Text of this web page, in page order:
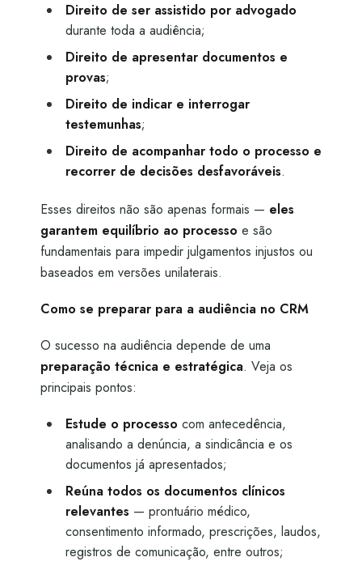
Direito de ser assistido por advogado
durante toda a audiência;
Direito de apresentar documentos e
provas;
Direito de indicar e interrogar
testemunhas;
Direito de acompanhar todo o processo e
recorrer de decisões desfavoráveis.
Esses direitos não são apenas formais — eles
garantem equilíbrio ao processo e são
fundamentais para impedir julgamentos injustos ou
baseados em versões unilaterais.
Como se preparar para a audiência no CRM
O sucesso na audiência depende de uma
preparação técnica e estratégica. Veja os
principais pontos:
Estude o processo com antecedência,
analisando a denúncia, a sindicância e os
documentos já apresentados;
Reúna todos os documentos clínicos
relevantes — prontuário médico,
consentimento informado, prescrições, laudos,
registros de comunicação, entre outros;